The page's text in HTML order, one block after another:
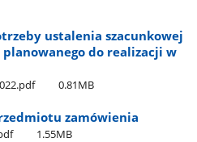
ustalenia szacunkowej
do realizacji w
0.81MB
zamówienia
1.55MB